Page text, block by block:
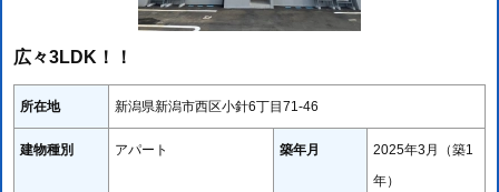
広々3LDK！！
所在地 新潟県新潟市西区小針6丁目71-46
建物種別 アパート 築年月
2025年3月（築1
年）